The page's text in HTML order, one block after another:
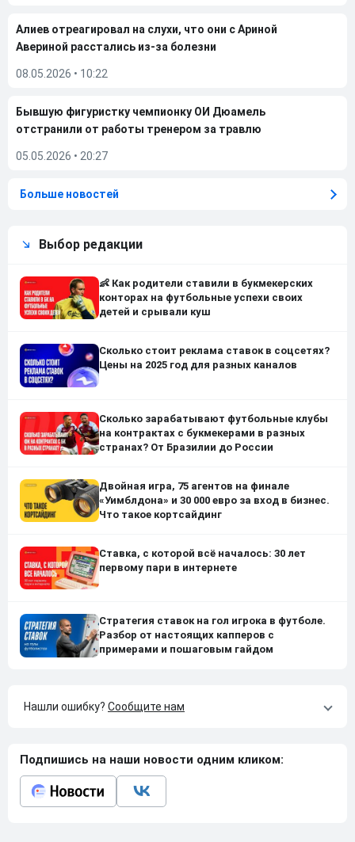
Алиев отреагировал на слухи, что они с Ариной
Авериной расстались из-за болезни
08.05.2026 • 10:22
Бывшую фигуристку чемпионку ОИ Дюамель
отстранили от работы тренером за травлю
05.05.2026 • 20:27
Больше новостей
Выбор редакции
👶 Как родители ставили в букмекерских
конторах на футбольные успехи своих
детей и срывали куш
Сколько стоит реклама ставок в соцсетях?
Цены на 2025 год для разных каналов
Сколько зарабатывают футбольные клубы
на контрактах с букмекерами в разных
странах? От Бразилии до России
Двойная игра, 75 агентов на финале
«Уимблдона» и 30 000 евро за вход в бизнес.
Что такое кортсайдинг
Ставка, с которой всё началось: 30 лет
первому пари в интернете
Стратегия ставок на гол игрока в футболе.
Разбор от настоящих капперов с
примерами и пошаговым гайдом
Нашли ошибку? Сообщите нам
Подпишись на наши новости одним кликом: